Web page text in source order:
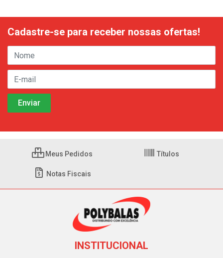
Cadastre-se para receber nossas ofertas!
Meus Pedidos Títulos
Notas Fiscais
INSTITUCIONAL